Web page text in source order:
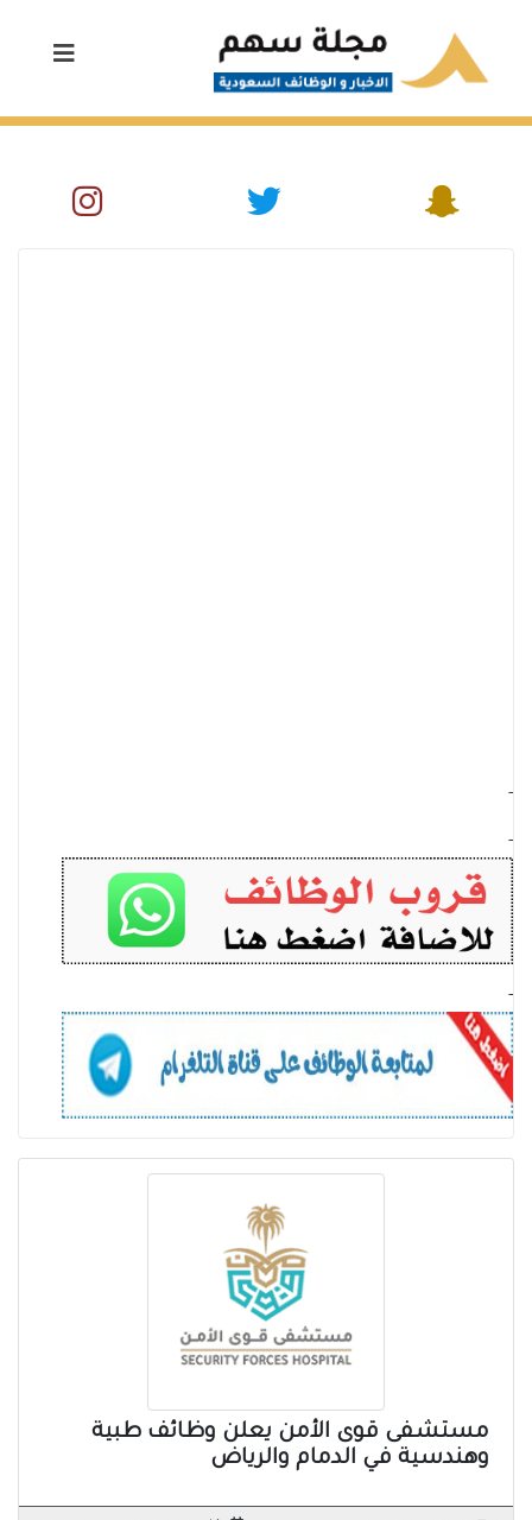
-
-
-
مستشفى قوى الأمن يعلن وظائف طبية
وهندسية في الدمام والرياض